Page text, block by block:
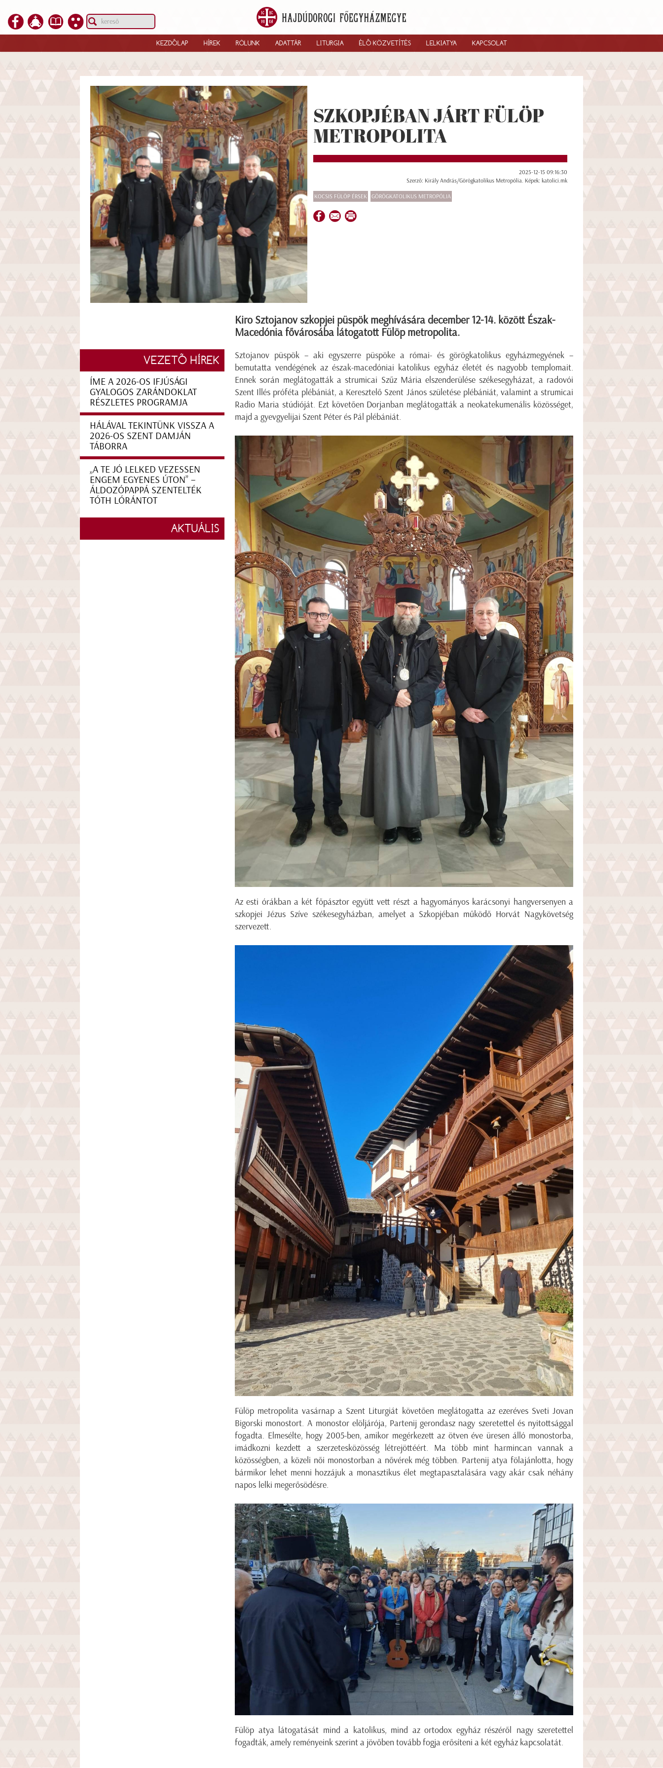
KEZDŐLAP HÍREK RÓLUNK ADATTÁR LITURGIA ÉLŐ KÖZVETÍTÉS LELKIATYA KAPCSOLAT
SZKOPJÉBAN JÁRT FÜLÖP
METROPOLITA
2025-12-15 09:16:30
Szerző: Király András/Görögkatolikus Metropólia. Képek: katolici.mk
KOCSIS FÜLÖP ÉRSEK GÖRÖGKATOLIKUS METROPÓLIA
Kiro Sztojanov szkopjei püspök meghívására december 12-14. között Észak-
Macedónia fővárosába látogatott Fülöp metropolita.
Sztojanov püspök – aki egyszerre püspöke a római- és görögkatolikus egyházmegyének –
bemutatta vendégének az észak-macedóniai katolikus egyház életét és nagyobb templomait.
Ennek során meglátogatták a strumicai Szűz Mária elszenderülése székesegyházat, a radovói
Szent Illés próféta plébániát, a Keresztelő Szent János születése plébániát, valamint a strumicai
Radio Maria stúdióját. Ezt követően Dorjanban meglátogatták a neokatekumenális közösséget,
majd a gyevgyelijai Szent Péter és Pál plébániát.
Az esti órákban a két főpásztor együtt vett részt a hagyományos karácsonyi hangversenyen a
szkopjei Jézus Szíve székesegyházban, amelyet a Szkopjéban működő Horvát Nagykövetség
szervezett.
Fülöp metropolita vasárnap a Szent Liturgiát követően meglátogatta az ezeréves Sveti Jovan
Bigorski monostort. A monostor elöljárója, Partenij gerondasz nagy szeretettel és nyitottsággal
fogadta. Elmesélte, hogy 2005-ben, amikor megérkezett az ötven éve üresen álló monostorba,
imádkozni kezdett a szerzetesközösség létrejöttéért. Ma több mint harmincan vannak a
közösségben, a közeli női monostorban a nővérek még többen. Partenij atya fölajánlotta, hogy
bármikor lehet menni hozzájuk a monasztikus élet megtapasztalására vagy akár csak néhány
napos lelki megerősödésre.
Fülöp atya látogatását mind a katolikus, mind az ortodox egyház részéről nagy szeretettel
fogadták, amely reményeink szerint a jövőben tovább fogja erősíteni a két egyház kapcsolatát.
VEZETŐ HÍREK
ÍME A 2026-OS IFJÚSÁGI
GYALOGOS ZARÁNDOKLAT
RÉSZLETES PROGRAMJA
HÁLÁVAL TEKINTÜNK VISSZA A
2026-OS SZENT DAMJÁN
TÁBORRA
„A TE JÓ LELKED VEZESSEN
ENGEM EGYENES ÚTON” –
ÁLDOZÓPAPPÁ SZENTELTÉK
TÓTH LÓRÁNTOT
AKTUÁLIS